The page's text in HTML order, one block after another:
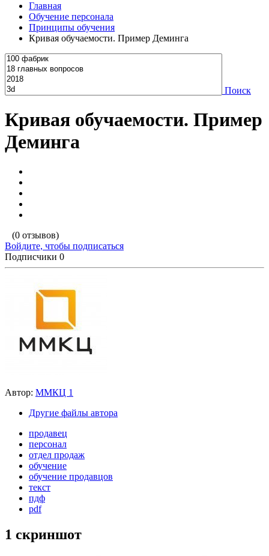
Главная
Обучение персонала
Принципы обучения
Кривая обучаемости. Пример Деминга
Поиск
Кривая обучаемости. Пример
Деминга
(0 отзывов)
Войдите, чтобы подписаться
Подписчики 0
Автор: ММКЦ 1
Другие файлы автора
продавец
персонал
отдел продаж
обучение
обучение продавцов
текст
пдф
pdf
1 скриншот